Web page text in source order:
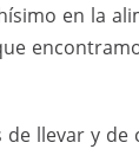
en la
de llevar y